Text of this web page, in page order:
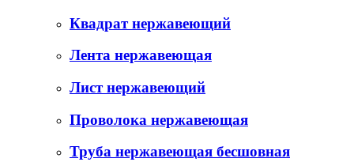
Квадрат нержавеющий
Лента нержавеющая
Лист нержавеющий
Проволока нержавеющая
Труба нержавеющая бесшовная